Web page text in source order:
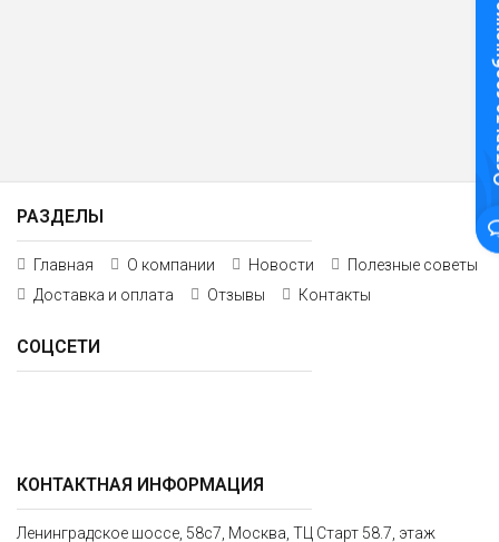
КОНТАКТНАЯ ИНФОРМАЦИЯ
Ленинградское шоссе, 58с7, Москва, ТЦ Старт 58.7, этаж
РАЗДЕЛЫ
Главная О компании Новости
Полезные советы
Доставка и оплата
Отзывы Контакты
СОЦСЕТИ